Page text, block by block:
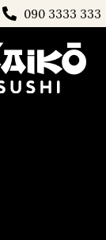
090 3333 333